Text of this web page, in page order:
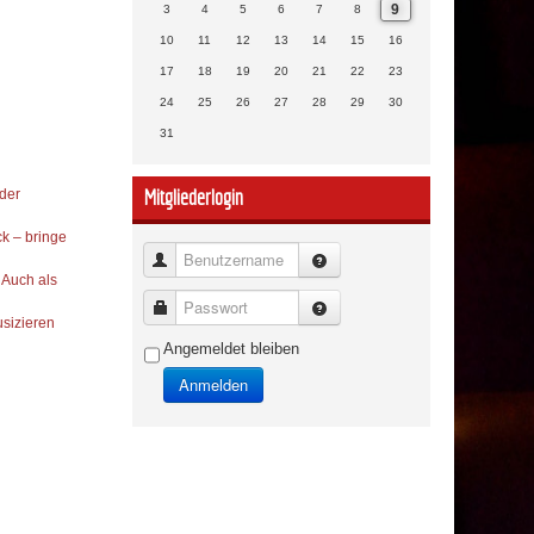
– bringe
als
3 4 5 6 7 8 9
10 11 12 13 14 15 16
17 18 19 20 21 22 23
24 25 26 27 28 29 30
31
Mitgliederlogin
Benutzername
Passwort
Angemeldet bleiben
Anmelden